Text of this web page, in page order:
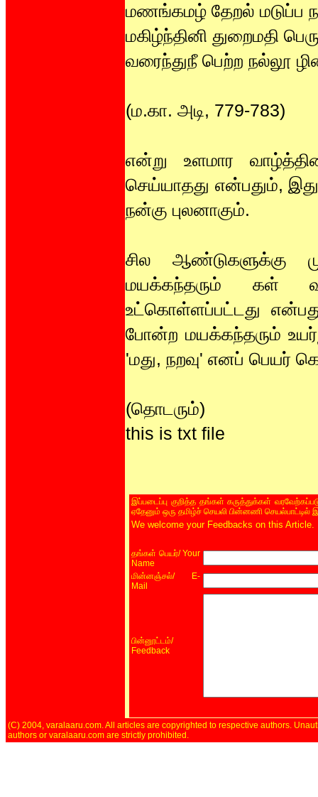
மணங்கமழ் தேறல் மடுப்ப
மகிழ்ந்தினி துறைமதி
வரைந்துநீ பெற்ற நல்லூ
(ம.கா. அடி, 779-783)
என்று உளமார
செய்யாதது என்பதும்,
நன்கு புலனாகும்.
சில ஆண்டுகளுக்கு
மயக்கந்தரும் கள்
உட்கொள்ளப்பட்டது
போன்ற மயக்கந்தரும்
'மது, நறவு' எனப்
(தொடரும்)
this is txt file
இப்படைப்பு குறித்த தங்கள் கருத்துக்கள்
ஏதேனும் ஒரு தமிழ்ச் செயலி பின்னணி செயல்பாட்டில்
We welcome your Feedbacks on this
தங்கள் பெயர்/ Your
Name
மின்னஞ்சல்/ E-
Mail
பின்னூட்டம்/
Feedback
(C) 2004, varalaaru.com. All articles are copyrighted to respective authors.
authors or varalaaru.com are strictly prohibited.